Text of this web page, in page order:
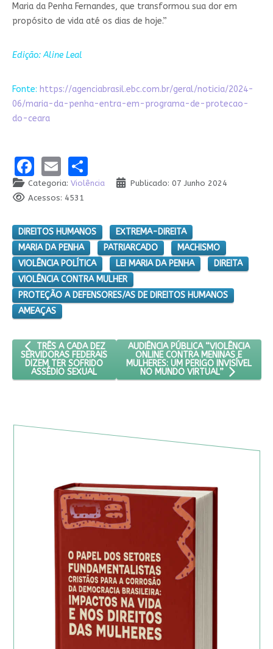
Maria da Penha Fernandes, que transformou sua dor em
propósito de vida até os dias de hoje.”
Edição: Aline Leal
Fonte: https://agenciabrasil.ebc.com.br/geral/noticia/2024-
06/maria-da-penha-entra-em-programa-de-protecao-
do-ceara
Facebook
EmailShare
Categoria: Violência
Publicado: 07 Junho 2024
Acessos: 4531
DIREITOS HUMANOS
EXTREMA-DIREITA
MARIA DA PENHA
PATRIARCADO
MACHISMO
VIOLÊNCIA POLÍTICA
LEI MARIA DA PENHA
DIREITA
VIOLÊNCIA CONTRA MULHER
PROTEÇÃO A DEFENSORES/AS DE DIREITOS HUMANOS
AMEAÇAS
ARTIGO ANTERIOR: TRÊS A CADA DEZ SERVIDORAS FEDERAIS
TRÊS A CADA DEZ
SERVIDORAS FEDERAIS
DIZEM TER SOFRIDO
ASSÉDIO SEXUAL
PRÓXIMO ARTIGO: AUDIÊNCIA
AUDIÊNCIA PÚBLICA “VIOLÊNCIA
ONLINE CONTRA MENINAS E
MULHERES: UM PERIGO INVISÍVEL
NO MUNDO VIRTUAL”